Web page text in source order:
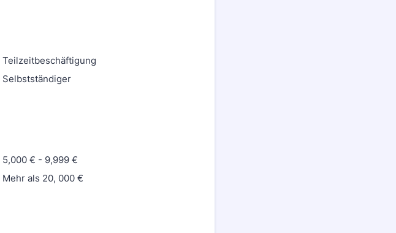
Teilzeitbeschäftigung
Selbstständiger
5,000 € - 9,999 €
Mehr als 20, 000 €